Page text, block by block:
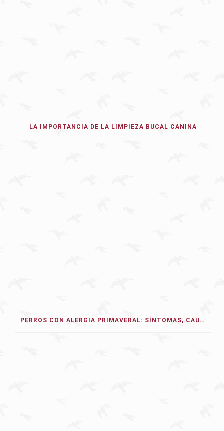
LA IMPORTANCIA DE LA LIMPIEZA BUCAL CANINA
PERROS CON ALERGIA PRIMAVERAL: SÍNTOMAS, CAUSAS Y TRATAMIENTO